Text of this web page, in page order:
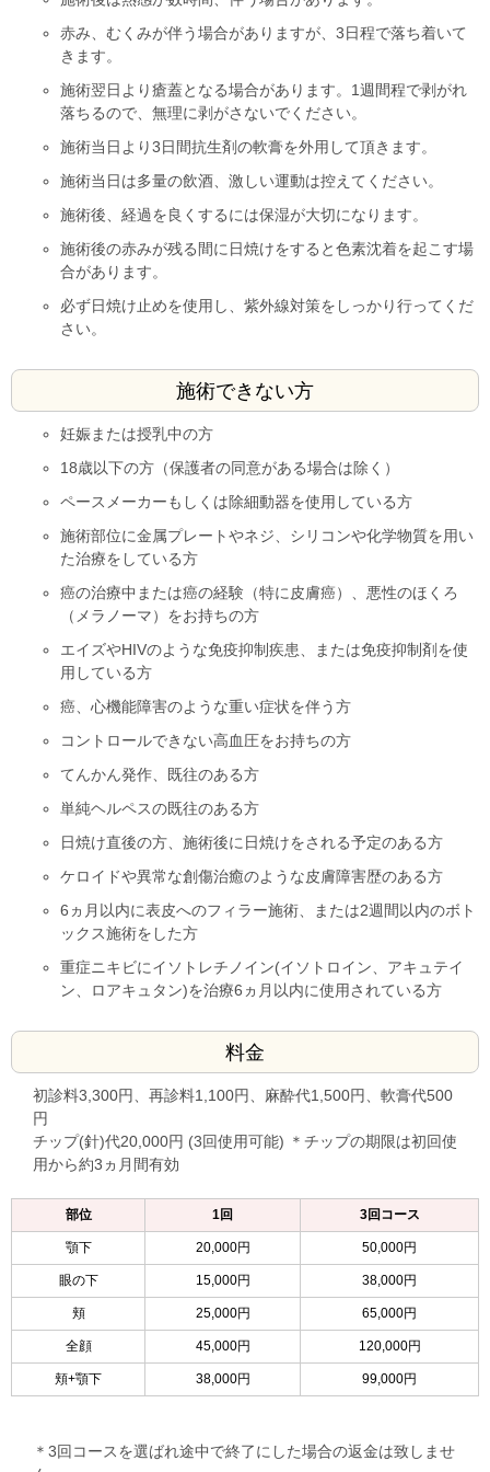
赤み、むくみが伴う場合がありますが、3日程で落ち着いて
きます。
施術翌日より瘡蓋となる場合があります。1週間程で剥がれ
落ちるので、無理に剥がさないでください。
施術当日より3日間抗生剤の軟膏を外用して頂きます。
施術当日は多量の飲酒、激しい運動は控えてください。
施術後、経過を良くするには保湿が大切になります。
施術後の赤みが残る間に日焼けをすると色素沈着を起こす場
合があります。
必ず日焼け止めを使用し、紫外線対策をしっかり行ってくだ
さい。
施術できない方
妊娠または授乳中の方
18歳以下の方（保護者の同意がある場合は除く）
ペースメーカーもしくは除細動器を使用している方
施術部位に金属プレートやネジ、シリコンや化学物質を用い
た治療をしている方
癌の治療中または癌の経験（特に皮膚癌）、悪性のほくろ
（メラノーマ）をお持ちの方
エイズやHIVのような免疫抑制疾患、または免疫抑制剤を使
用している方
癌、心機能障害のような重い症状を伴う方
コントロールできない高血圧をお持ちの方
てんかん発作、既往のある方
単純ヘルペスの既往のある方
日焼け直後の方、施術後に日焼けをされる予定のある方
ケロイドや異常な創傷治癒のような皮膚障害歴のある方
6ヵ月以内に表皮へのフィラー施術、または2週間以内のボト
ックス施術をした方
重症ニキビにイソトレチノイン(イソトロイン、アキュテイ
ン、ロアキュタン)を治療6ヵ月以内に使用されている方
料金
初診料3,300円、再診料1,100円、麻酔代1,500円、軟膏代500
円
チップ(針)代20,000円 (3回使用可能) ＊チップの期限は初回使
用から約3ヵ月間有効
部位 1回 3回コース
顎下 20,000円 50,000円
眼の下 15,000円 38,000円
頬 25,000円 65,000円
全顔 45,000円 120,000円
頬+顎下 38,000円 99,000円
＊3回コースを選ばれ途中で終了にした場合の返金は致しませ